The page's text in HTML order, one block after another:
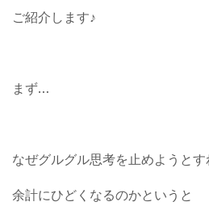
ご紹介します♪
まず…
なぜグルグル思考を止めようと
余計にひどくなるのかというと